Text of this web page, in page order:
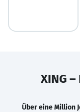
XING
Über eine Million